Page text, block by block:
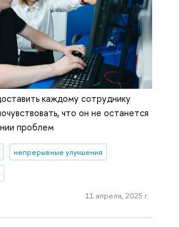
каждому сотруднику
что он не останется
проблем
непрерывные улучшения
11 апреля, 2025 г.